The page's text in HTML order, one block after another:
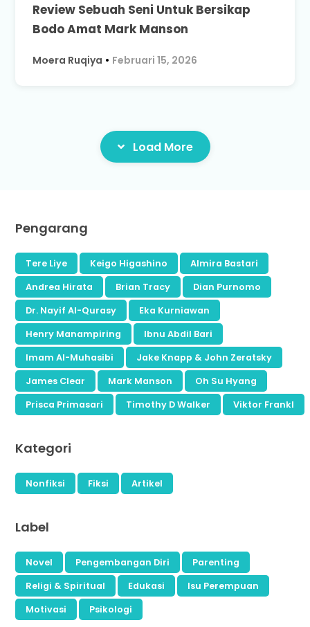
Review Sebuah Seni Untuk Bersikap
Bodo Amat Mark Manson
Moera Ruqiya • Februari 15, 2026
Load More
Pengarang
Tere Liye Keigo Higashino
Almira Bastari
Andrea Hirata
Brian Tracy
Dian Purnomo
Dr. Nayif Al-Qurasy
Eka Kurniawan
Henry Manampiring
Ibnu Abdil Bari
Imam Al-Muhasibi
Jake Knapp & John Zeratsky
James Clear
Mark Manson
Oh Su Hyang
Prisca Primasari
Timothy D Walker Viktor Frankl
Kategori
Nonfiksi Fiksi Artikel
Label
Novel Pengembangan Diri
Parenting
Religi & Spiritual
Edukasi
Isu Perempuan
Motivasi
Psikologi